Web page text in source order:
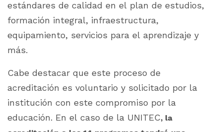
estándares de calidad en el plan de estudios,
formación integral, infraestructura,
equipamiento, servicios para el aprendizaje y
más.
Cabe destacar que este proceso de
acreditación es voluntario y solicitado por la
institución con este compromiso por la
educación. En el caso de la UNITEC, la